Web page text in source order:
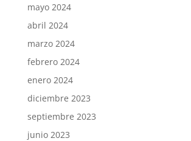
mayo 2024
abril 2024
marzo 2024
febrero 2024
enero 2024
diciembre 2023
septiembre 2023
junio 2023